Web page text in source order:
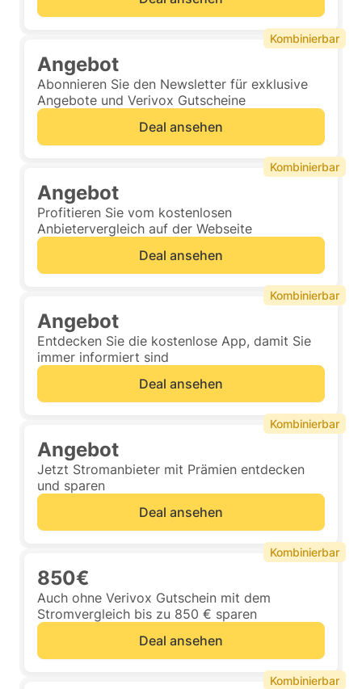
Angebot
Abonnieren Sie den Newsletter für exklusive
Angebote und Verivox Gutscheine
Deal ansehen
Kombinierbar
Angebot
Profitieren Sie vom kostenlosen
Anbietervergleich auf der Webseite
Deal ansehen
Kombinierbar
Angebot
Entdecken Sie die kostenlose App, damit Sie
immer informiert sind
Deal ansehen
Kombinierbar
Angebot
Jetzt Stromanbieter mit Prämien entdecken
und sparen
Deal ansehen
Kombinierbar
850€
Auch ohne Verivox Gutschein mit dem
Stromvergleich bis zu 850 € sparen
Deal ansehen
Kombinierbar
Kombinierbar